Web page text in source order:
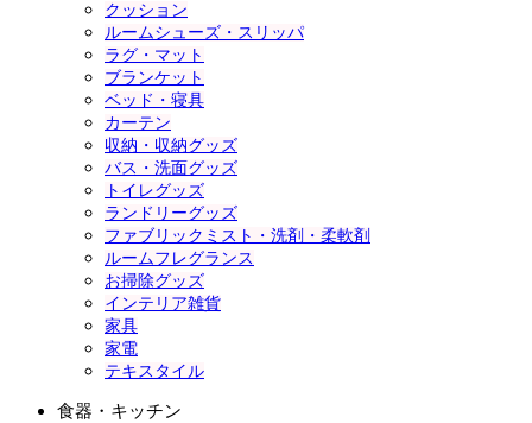
クッション
ルームシューズ・スリッパ
ラグ・マット
ブランケット
ベッド・寝具
カーテン
収納・収納グッズ
バス・洗面グッズ
トイレグッズ
ランドリーグッズ
ファブリックミスト・洗剤・柔軟剤
ルームフレグランス
お掃除グッズ
インテリア雑貨
家具
家電
テキスタイル
食器・キッチン